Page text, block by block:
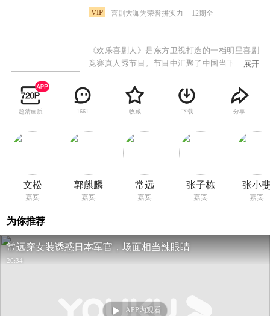
VIP 喜剧大咖为荣誉拼实力 12期全
《欢乐喜剧人》是东方卫视打造的一档明星喜剧
竞赛真人秀节目。节目中汇聚了中国当下有名的
展开
超清画质 1661 收藏 下载 分享
文松
嘉宾
郭麒麟
嘉宾
常远
嘉宾
张子栋
嘉宾
张小
嘉宾
为你推荐
常远穿女装诱惑日本军官，场面相当辣眼睛
20:34
APP内观看